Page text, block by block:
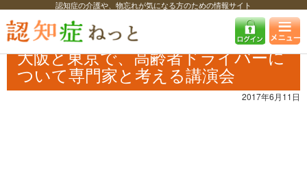
認知症の介護や、物忘れが気になる方のための情報サイト
認知症ねっと 認知症最新ニュース 予防・改善
大阪と東京で、高齢者
ドライバーについて専門家と考える講演会
大阪と東京で、高齢者ドライバーに
ついて専門家と考える講演会
2017年6月11日